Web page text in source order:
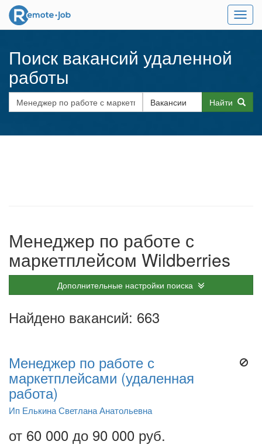
Меню
Поиск вакансий удаленной
работы
Найти
Менеджер по работе с
маркетплейсом Wildberries
Дополнительные настройки поиска
Найдено вакансий: 663
Менеджер по работе с
маркетплейсами (удаленная
работа)
Ип Елькина Светлана Анатольевна
от 60 000 до 90 000 руб.